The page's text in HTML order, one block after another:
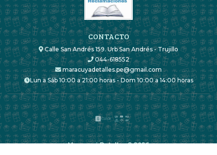
CONTACTO
Calle San Andrés 159. Urb San Andrés - Trujillo
044-618552
maracuyadetalles.pe@gmail.com
Lun a Sáb 10:00 a 21:00 horas - Dom 10:00 a 14:00 horas
Maracuyá Detalles © 2026